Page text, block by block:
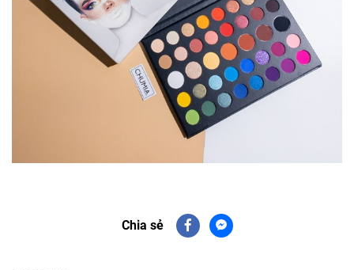
Chia sẻ